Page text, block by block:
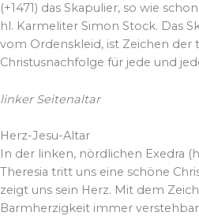
(+1471) das Skapulier, so wie
hl. Karmeliter Simon Stock. Das
vom Ordenskleid, ist Zeichen der
Christusnachfolge für jede und
linker Seitenaltar
Herz-Jesu-Altar
In der linken, nördlichen Exedra
Theresia tritt uns eine schöne
zeigt uns sein Herz. Mit dem
Barmherzigkeit immer